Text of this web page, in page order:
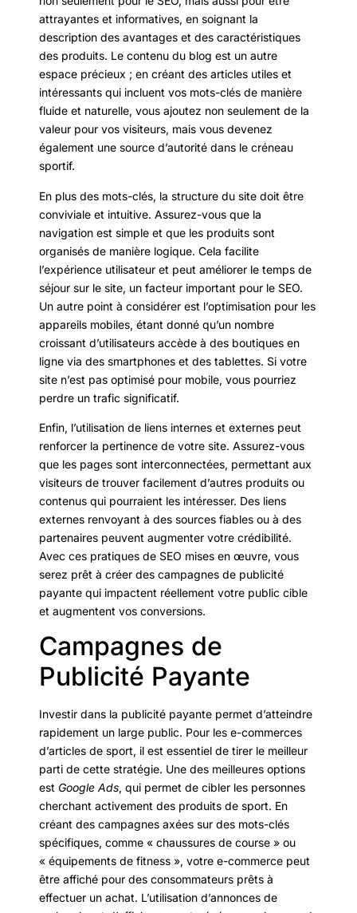
attrayantes et informatives, en soignant la
description des avantages et des caractéristiques
des produits. Le contenu du blog est un autre
espace précieux ; en créant des articles utiles et
intéressants qui incluent vos mots-clés de manière
fluide et naturelle, vous ajoutez non seulement de la
valeur pour vos visiteurs, mais vous devenez
également une source d’autorité dans le créneau
sportif.
En plus des mots-clés, la structure du site doit être
conviviale et intuitive. Assurez-vous que la
navigation est simple et que les produits sont
organisés de manière logique. Cela facilite
l’expérience utilisateur et peut améliorer le temps de
séjour sur le site, un facteur important pour le SEO.
Un autre point à considérer est l’optimisation pour les
appareils mobiles, étant donné qu’un nombre
croissant d’utilisateurs accède à des boutiques en
ligne via des smartphones et des tablettes. Si votre
site n’est pas optimisé pour mobile, vous pourriez
perdre un trafic significatif.
Enfin, l’utilisation de liens internes et externes peut
renforcer la pertinence de votre site. Assurez-vous
que les pages sont interconnectées, permettant aux
visiteurs de trouver facilement d’autres produits ou
contenus qui pourraient les intéresser. Des liens
externes renvoyant à des sources fiables ou à des
partenaires peuvent augmenter votre crédibilité.
Avec ces pratiques de SEO mises en œuvre, vous
serez prêt à créer des campagnes de publicité
payante qui impactent réellement votre public cible
et augmentent vos conversions.
Campagnes de
Publicité Payante
Investir dans la publicité payante permet d’atteindre
rapidement un large public. Pour les e-commerces
d’articles de sport, il est essentiel de tirer le meilleur
parti de cette stratégie. Une des meilleures options
est Google Ads, qui permet de cibler les personnes
cherchant activement des produits de sport. En
créant des campagnes axées sur des mots-clés
spécifiques, comme « chaussures de course » ou
« équipements de fitness », votre e-commerce peut
être affiché pour des consommateurs prêts à
effectuer un achat. L’utilisation d’annonces de